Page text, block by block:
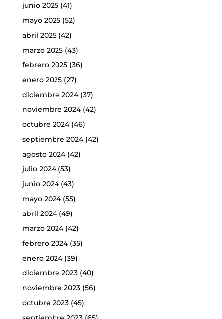
junio 2025(41)
mayo 2025(52)
abril 2025(42)
marzo 2025(43)
febrero 2025(36)
enero 2025(27)
diciembre 2024(37)
noviembre 2024(42)
octubre 2024(46)
septiembre 2024(42)
agosto 2024(42)
julio 2024(53)
junio 2024(43)
mayo 2024(55)
abril 2024(49)
marzo 2024(42)
febrero 2024(35)
enero 2024(39)
diciembre 2023(40)
noviembre 2023(56)
octubre 2023(45)